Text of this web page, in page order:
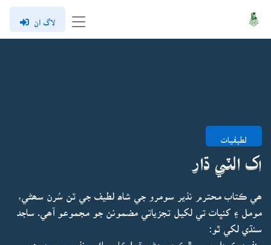
لاگ ان
لطيفيات
اک الٽي ڌار
ھي ڪتاب محترم نذير سومرو جي شاھ لطيف جي ٽن سُرن سھڻي،
مومل ۽ کنڀات تي لکيل تجزياتي مضمونن جو مجموعو آھي. ساجد
سنڌي لکي ٿو:
منفرد ڪردار جي مالڪ ۽ سهڻي قملڪار سائين نذير سومري هن